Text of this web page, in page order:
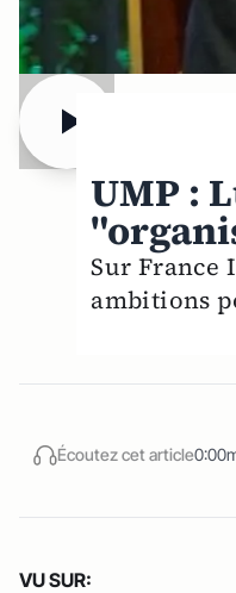
UMP :
Sur France
ambitions
Écoutez cet article
VU SUR: